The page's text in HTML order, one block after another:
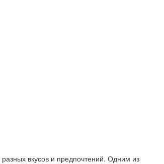
вкусов и предпочтений. Одним из